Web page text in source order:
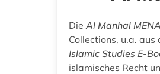
Die Al Manhal
Collections, u.a. aus
Islamic Studies E-
islamisches Recht